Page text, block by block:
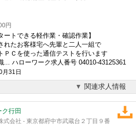
円
ートできる軽作業 ・確認作業】
れたお客様宅へ先輩と二人一組で
ＰＣを使った通信テストを行います
... ハローワーク求人番号 04010-43125361
月31日
関連求人情報
行田
会社 - 東京都府中市武蔵台２丁目９番